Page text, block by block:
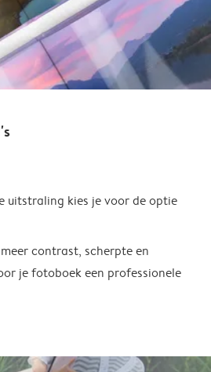
uitstraling kies je voor de optie
contrast, scherpte en
je fotoboek een professionele